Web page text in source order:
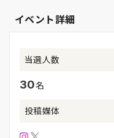
イベント詳細
当選人数
30名
投稿媒体